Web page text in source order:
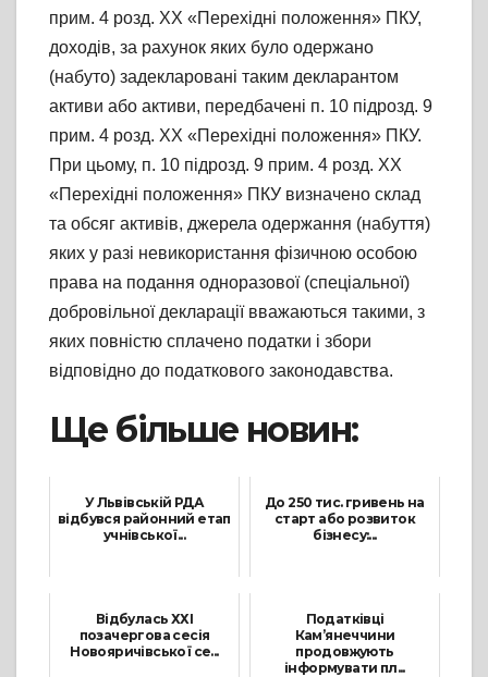
прим. 4 розд. ХХ «Перехідні положення» ПКУ,
доходів, за рахунок яких було одержано
(набуто) задекларовані таким декларантом
активи або активи, передбачені п. 10 підрозд. 9
прим. 4 розд. ХХ «Перехідні положення» ПКУ.
При цьому, п. 10 підрозд. 9 прим. 4 розд. XX
«Перехідні положення» ПКУ визначено склад
та обсяг активів, джерела одержання (набуття)
яких у разі невикористання фізичною особою
права на подання одноразової (спеціальної)
добровільної декларації вважаються такими, з
яких повністю сплачено податки і збори
відповідно до податкового законодавства.
Ще більше новин:
У Львівській РДА
відбувся районний етап
учнівської...
До 250 тис. гривень на
старт або розвиток
бізнесу:...
Відбулась ХХІ
позачергова сесія
Новояричівської се...
Податківці
Кам’янеччини
продовжують
інформувати пл...